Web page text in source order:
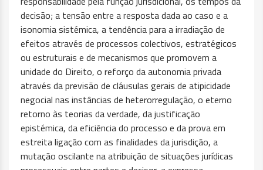
decisão; a tensão entre a resposta dada ao caso e a
isonomia sistémica, a tendência para a irradiação de
efeitos através de processos colectivos, estratégicos
ou estruturais e de mecanismos que promovem a
unidade do Direito, o reforço da autonomia privada
através da previsão de cláusulas gerais de atipicidade
negocial nas instâncias de heterorregulação, o eterno
retorno às teorias da verdade, da justificação
epistémica, da eficiência do processo e da prova em
estreita ligação com as finalidades da jurisdição, a
mutação oscilante na atribuição de situações jurídicas